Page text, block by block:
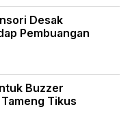
Desak
Pembuangan
Buzzer
Tikus